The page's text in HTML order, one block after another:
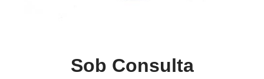
Sob Consulta